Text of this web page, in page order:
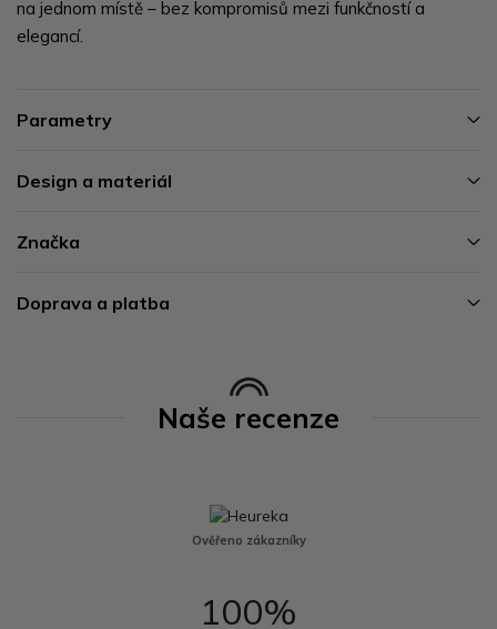
na jednom místě – bez kompromisů mezi funkčností a
elegancí.
Parametry
Design a materiál
Značka
Doprava a platba
Naše recenze
Ověřeno zákazníky
100%